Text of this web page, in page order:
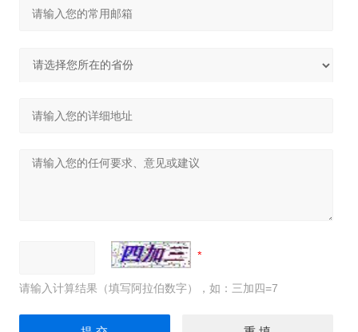
请输入计算结果（填写阿拉伯数字），如：三加四=7